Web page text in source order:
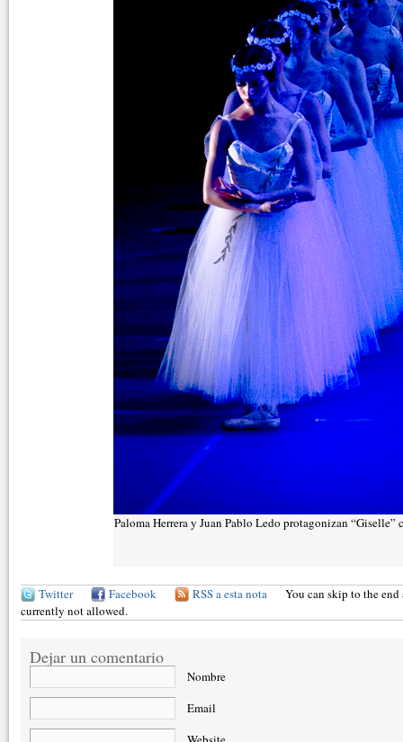
Paloma Herrera y Juan Pablo Ledo protagonizan
Twitter Facebook RSS a esta nota
You can skip to the
currently not allowed.
Dejar un comentario
Nombre
Email